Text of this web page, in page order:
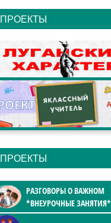
ПРОЕКТЫ
ПРОЕКТЫ
РАЗГОВОРЫ О ВАЖНОМ
*ВНЕУРОЧНЫЕ ЗАНЯТИЯ*